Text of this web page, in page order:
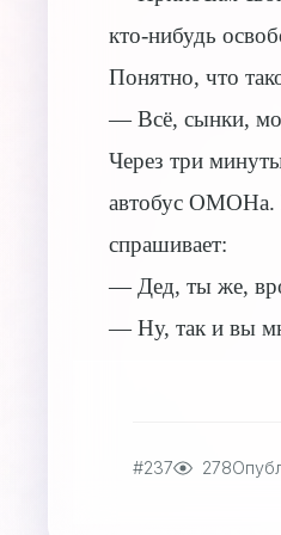
кто-нибудь
Понятно, что
— Всё, сынки,
Через три
автобус ОМОНа.
спрашивает:
— Дед, ты же,
— Ну, так и вы
#237 278